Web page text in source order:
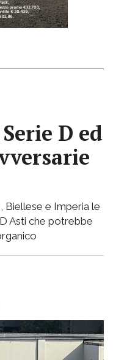
D ed
Biellese e Imperia le
Asti che potrebbe